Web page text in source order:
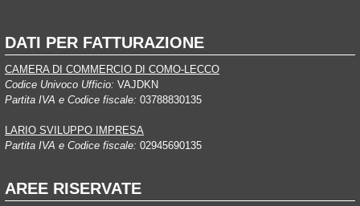
DATI PER FATTURAZIONE
CAMERA DI COMMERCIO DI COMO-LECCO
Codice Univoco Ufficio: VAJDKN
Partita IVA e Codice fiscale: 03788830135
LARIO SVILUPPO IMPRESA
Partita IVA e Codice fiscale: 02945690135
AREE RISERVATE